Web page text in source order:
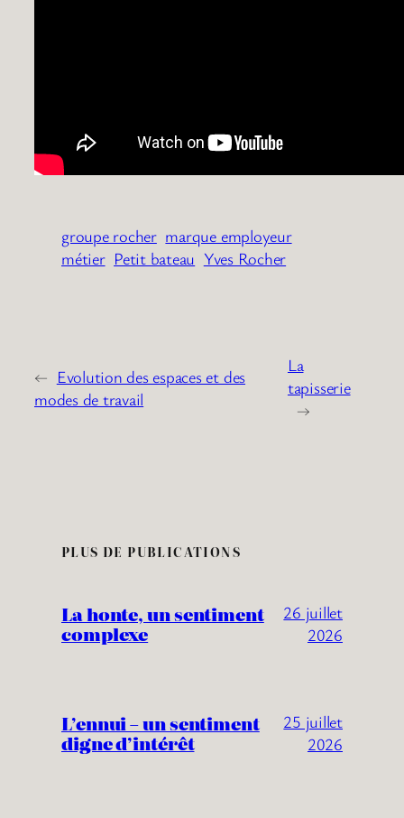
groupe rocher marque employeur
métier Petit bateau Yves Rocher
← Evolution des espaces et des
modes de travail
La
tapisserie
→
PLUS DE PUBLICATIONS
La honte, un sentiment
complexe
26 juillet
2026
L’ennui – un sentiment
digne d’intérêt
25 juillet
2026